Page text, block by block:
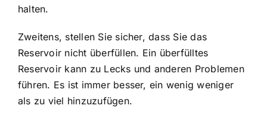
halten.
Zweitens, stellen Sie sicher, dass Sie das
Reservoir nicht überfüllen. Ein überfülltes
Reservoir kann zu Lecks und anderen Problemen
führen. Es ist immer besser, ein wenig weniger
als zu viel hinzuzufügen.